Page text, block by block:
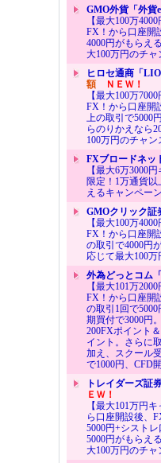
GMO外貨「外貨
【最大100万
FX！から口座開
4000円がもらえ
大100万円のチャ
ヒロセ通商「
額ＮＥＷ！
【最大100万
FX！から口座開
上の取引で5000
らのりかえなら
100万円のチャン
FXブロードネッ
【最大6万3000
限定！1万通貨以
えるキャンペー
GMOクリック証
【最大100万
FX！から口座開
の取引で4000円
応じて最大100万
外為どっとコム
【最大101万
FX！から口座開
の取引1回で
期買付で3000円
200FXポイント
イント。さらに
加え、スクール
で1000円、CFD
トレイダーズ証
ＥＷ！
【最大101万円
ら口座開設後、
5000円+シスト
5000円がもらえ
大100万円のチャ